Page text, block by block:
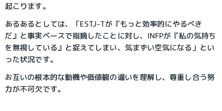
起こります。
あるあるとしては、「ESTJ-Tが『もっと効率的にやるべき
だ』と事実ベースで指摘したことに対し、INFPが『私の気持ち
を無視している』と捉えてしまい、気まずい空気になる」とい
った状況です。
お互いの根本的な動機や価値観の違いを理解し、尊重し合う努
力が不可欠です。